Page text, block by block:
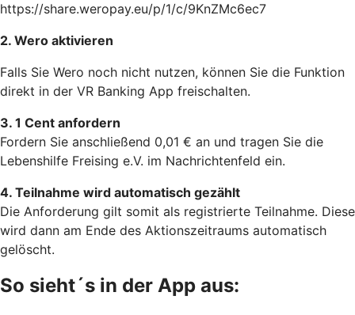
https://share.weropay.eu/p/1/c/9KnZMc6ec7
2. Wero aktivieren
Falls Sie Wero noch nicht nutzen, können Sie die Funktion
direkt in der VR Banking App freischalten.
3. 1 Cent anfordern
Fordern Sie anschließend 0,01 € an und tragen Sie die
Lebenshilfe Freising e.V. im Nachrichtenfeld ein.
4. Teilnahme wird automatisch gezählt
Die Anforderung gilt somit als registrierte Teilnahme. Diese
wird dann am Ende des Aktionszeitraums automatisch
gelöscht.
So sieht´s in der App aus: